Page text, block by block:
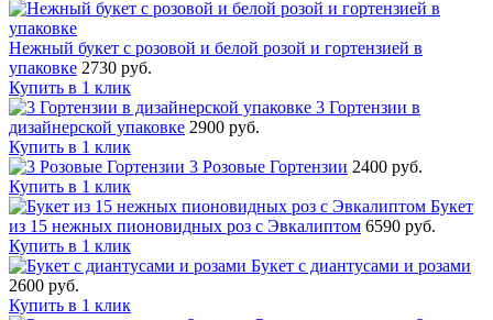
Нежный букет с розовой и белой розой и гортензией в
упаковке 2730 руб.
Купить в 1 клик
3 Гортензии в
дизайнерской упаковке 2900 руб.
Купить в 1 клик
3 Розовые Гортензии 2400 руб.
Купить в 1 клик
Букет
из 15 нежных пионовидных роз с Эвкалиптом 6590 руб.
Купить в 1 клик
Букет с диантусами и розами
2600 руб.
Купить в 1 клик